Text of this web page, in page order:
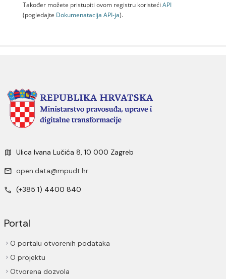
Također možete pristupiti ovom registru koristeći API
(pogledajte Dokumenаtаcijа API-jа).